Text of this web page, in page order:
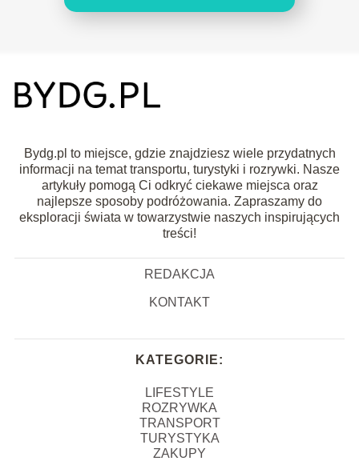
Bydg.pl to miejsce, gdzie znajdziesz wiele przydatnych
informacji na temat transportu, turystyki i rozrywki. Nasze
artykuły pomogą Ci odkryć ciekawe miejsca oraz
najlepsze sposoby podróżowania. Zapraszamy do
eksploracji świata w towarzystwie naszych inspirujących
treści!
REDAKCJA
KONTAKT
KATEGORIE:
LIFESTYLE
ROZRYWKA
TRANSPORT
TURYSTYKA
ZAKUPY